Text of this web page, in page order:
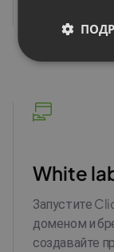
White
Запустите
доменом и
создавайте